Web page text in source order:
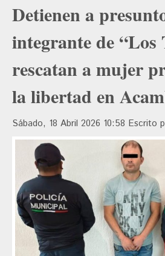
Detienen a
integrante de
rescatan a mujer
la libertad en
Sábado, 18 Abril 2026 10:58 Escrito